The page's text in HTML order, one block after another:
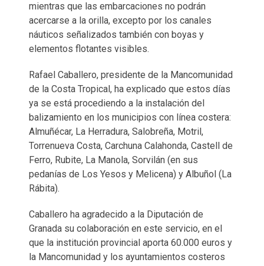
mientras que las embarcaciones no podrán
acercarse a la orilla, excepto por los canales
náuticos señalizados también con boyas y
elementos flotantes visibles.
Rafael Caballero, presidente de la Mancomunidad
de la Costa Tropical, ha explicado que estos días
ya se está procediendo a la instalación del
balizamiento en los municipios con línea costera:
Almuñécar, La Herradura, Salobreña, Motril,
Torrenueva Costa, Carchuna Calahonda, Castell de
Ferro, Rubite, La Manola, Sorvilán (en sus
pedanías de Los Yesos y Melicena) y Albuñol (La
Rábita).
Caballero ha agradecido a la Diputación de
Granada su colaboración en este servicio, en el
que la institución provincial aporta 60.000 euros y
la Mancomunidad y los ayuntamientos costeros